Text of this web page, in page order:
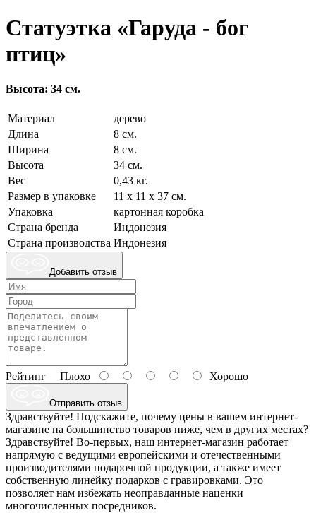
Статуэтка «Гаруда - бог
птиц»
Высота: 34 см.
Материал
дерево
Длина
8 см.
Ширина
8 см.
Высота
34 см.
Вес
0,43 кг.
Размер в упаковке
11 х 11 х 37 см.
Упаковка
картонная коробка
Страна бренда
Индонезия
Страна производства Индонезия
Добавить отзыв
Рейтинг Плохо Хорошо
Отправить отзыв
Здравствуйте! Подскажите, почему цены в вашем интернет-
магазине на большинство товаров ниже, чем в других местах?
Здравствуйте! Во-первых, наш интернет-магазин работает
напрямую с ведущими европейскими и отечественными
производителями подарочной продукции, а также имеет
собственную линейку подарков с гравировками. Это
позволяет нам избежать неоправданные наценки
многочисленных посредников.